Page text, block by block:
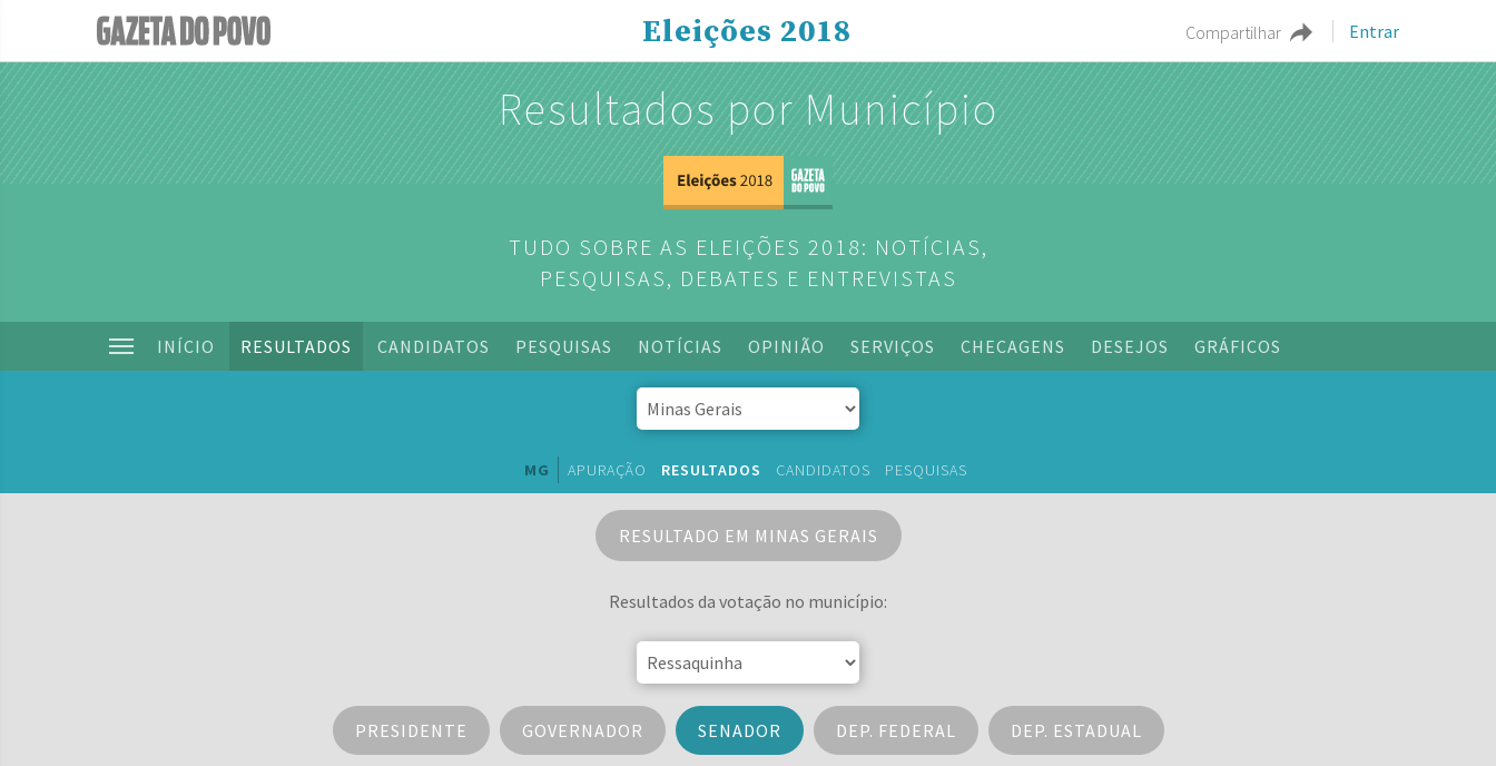
Compartilhar Entrar
Eleições 2018
Resultados por Município
TUDO SOBRE AS ELEIÇÕES 2018: NOTÍCIAS,
PESQUISAS, DEBATES E ENTREVISTAS
INÍCIO RESULTADOS CANDIDATOS PESQUISAS NOTÍCIAS OPINIÃO SERVIÇOS CHECAGENS DESEJOS GRÁFICOS
MG APURAÇÃO RESULTADOS CANDIDATOS PESQUISAS
RESULTADO EM MINAS GERAIS
Resultados da votação no município:
PRESIDENTE GOVERNADOR SENADOR DEP. FEDERAL DEP. ESTADUAL